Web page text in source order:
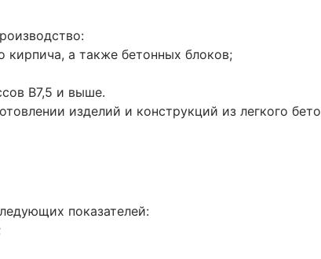
кирпича, а также бетонных блоков;
В7,5 и выше.
изделий и конструкций из легкого
показателей: